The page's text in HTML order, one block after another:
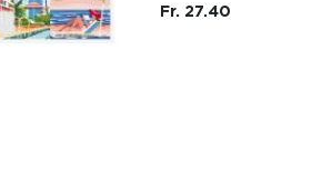
Fr. 27.40